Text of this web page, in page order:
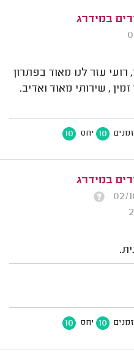
במידרג
רועי עזר לנו מאוד בפתרון
, שירותי מאוד ואדיב.
זמנים 10 יחס 10
במידרג
זמנים 10 יחס 10